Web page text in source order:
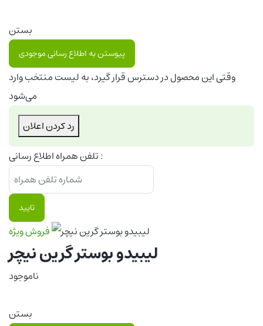
بستن
پیوستن به اطلاع رسانی موجودی
وقتی این محصول در دسترس قرار گیرد، به لیست منتخب وارد
می‌شود
رد کردن اعلان
تلفن همراه اطلاع رسانی :
تایید
فروش ویژه
لیبیدو بوستر گرین نیچر
ناموجود
بستن